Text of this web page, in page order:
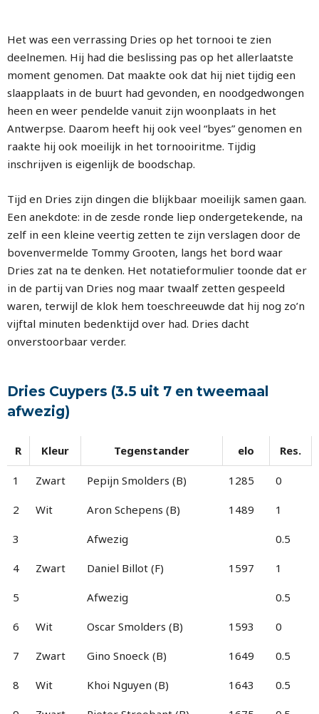
Het was een verrassing Dries op het tornooi te zien
deelnemen. Hij had die beslissing pas op het allerlaatste
moment genomen. Dat maakte ook dat hij niet tijdig een
slaapplaats in de buurt had gevonden, en noodgedwongen
heen en weer pendelde vanuit zijn woonplaats in het
Antwerpse. Daarom heeft hij ook veel “byes” genomen en
raakte hij ook moeilijk in het tornooiritme. Tijdig
inschrijven is eigenlijk de boodschap.
Tijd en Dries zijn dingen die blijkbaar moeilijk samen gaan.
Een anekdote: in de zesde ronde liep ondergetekende, na
zelf in een kleine veertig zetten te zijn verslagen door de
bovenvermelde Tommy Grooten, langs het bord waar
Dries zat na te denken. Het notatieformulier toonde dat er
in de partij van Dries nog maar twaalf zetten gespeeld
waren, terwijl de klok hem toeschreeuwde dat hij nog zo’n
vijftal minuten bedenktijd over had. Dries dacht
onverstoorbaar verder.
Dries Cuypers (3.5 uit 7 en tweemaal
afwezig)
R Kleur Tegenstander elo Res.
1 Zwart Pepijn Smolders (B) 1285 0
2 Wit Aron Schepens (B) 1489 1
3 Afwezig 0.5
4 Zwart Daniel Billot (F) 1597 1
5 Afwezig 0.5
6 Wit Oscar Smolders (B) 1593 0
7 Zwart Gino Snoeck (B) 1649 0.5
8 Wit Khoi Nguyen (B) 1643 0.5